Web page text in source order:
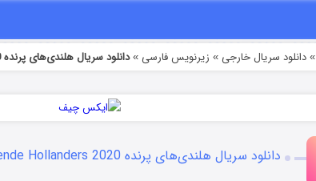
دانلود سریال خارجی » زیرنویس فارسی »دانلود سریال هلندی‌های پرنده Vliegende Hollanders 2020
دانلود سریال هلندی‌های پرنده Vliegende Hollanders 2020